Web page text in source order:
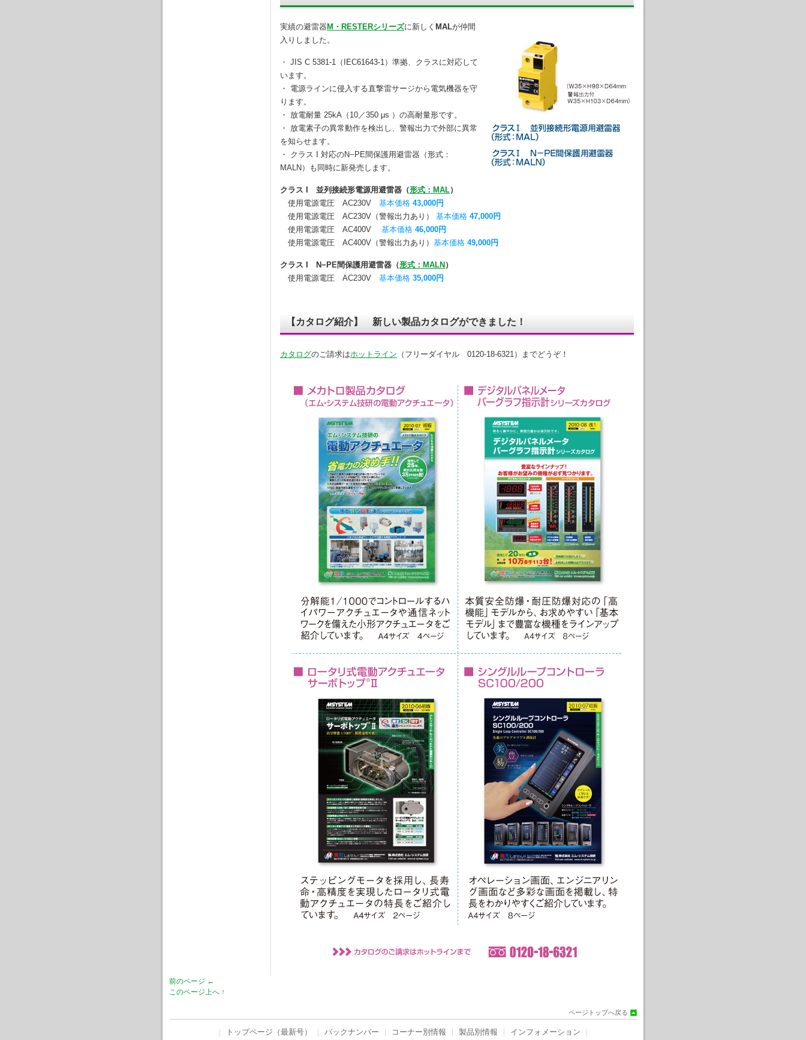
実績の避雷器 M・RESTERシリーズに新しく MALが仲間
入りしました。
・ JIS C 5381-1（IEC61643-1）準拠、クラスに対応して
います。
・ 電源ラインに侵入する直撃雷サージから電気機器を守
ります。
・ 放電耐量 25kA（10／350 μs ）の高耐量形です。
・ 放電素子の異常動作を検出し、警報出力で外部に異常
を知らせます。
・ クラス I 対応のN−PE間保護用避雷器（形式：
MALN）も同時に新発売します。
クラス I 並列接続形電源用避雷器（形式：MAL）
使用電源電圧 AC230V 基本価格 43,000円
使用電源電圧 AC230V（警報出力あり）
基本価格 47,000円
使用電源電圧 AC400V 基本価格 46,000円
使用電源電圧 AC400V（警報出力あり） 基本価格 49,000円
クラス I N−PE間保護用避雷器（形式：MALN ）
使用電源電圧 AC230V 基本価格 35,000円
【カタログ紹介】 新しい製品カタログができました！
カタログのご請求はホットライン （フリーダイヤル 0120-18-6321）までどうぞ！
前のページ ←
このページ上へ ↑
ページトップへ戻る
トップページ（最新号） バックナンバー コーナー別情報 製品別情報 インフォメーション